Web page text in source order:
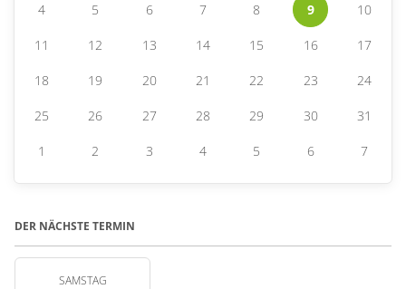
4 5 6 7 8 9 10
11 12 13 14 15 16 17
18 19 20 21 22 23 24
25 26 27 28 29 30 31
1 2 3 4 5 6 7
DER NÄCHSTE TERMIN
SAMSTAG